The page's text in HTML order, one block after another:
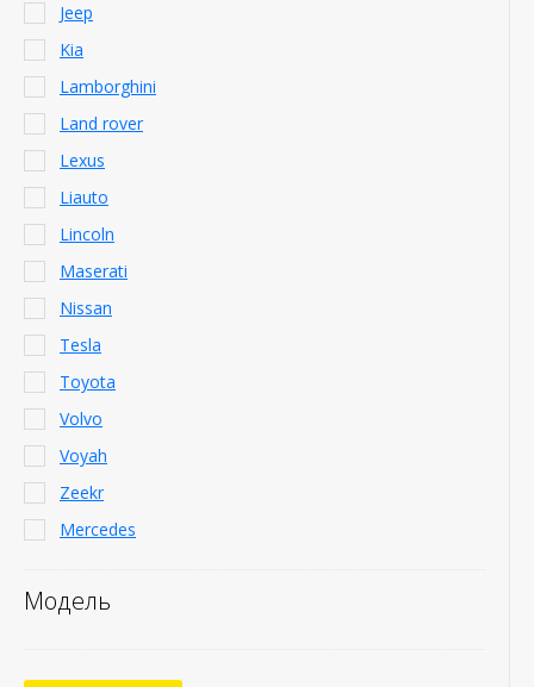
Jeep
Kia
Lamborghini
Land rover
Lexus
Liauto
Lincoln
Maserati
Nissan
Tesla
Toyota
Volvo
Voyah
Zeekr
Mercedes
Модель